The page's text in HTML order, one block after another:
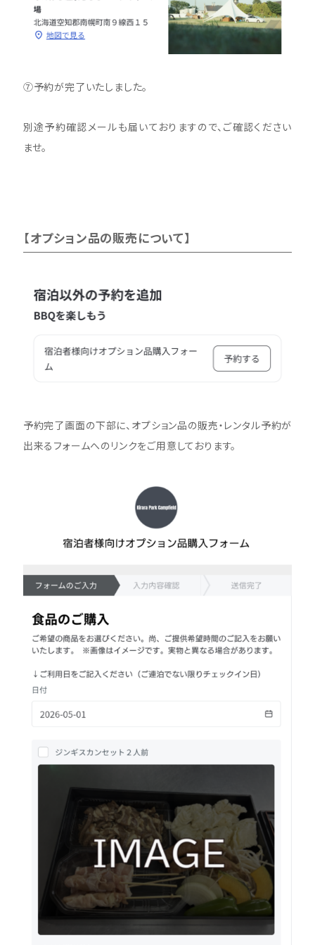
⑦予約が完了いたしました。
別途予約確認メールも届いておりますので、ご確認ください
ませ。
【オプション品の販売について】
予約完了画面の下部に、オプション品の販売・レンタル予約が
出来るフォームへのリンクをご用意しております。